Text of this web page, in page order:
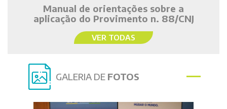
Manual de orientações sobre a
aplicação do Provimento n. 88/CNJ
VER TODAS
GALERIA DE FOTOS